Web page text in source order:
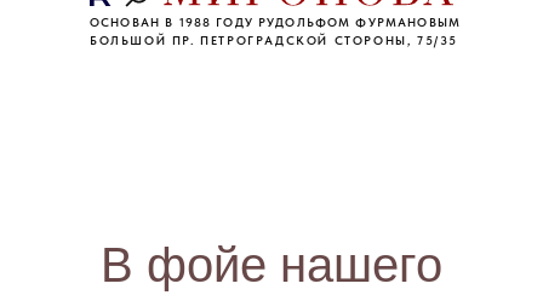
ОСНОВАН В 1988 ГОДУ РУДОЛЬФОМ ФУРМАНОВЫМ
БОЛЬШОЙ ПР. ПЕТРОГРАДСКОЙ СТОРОНЫ, 75/35
В фойе нашего